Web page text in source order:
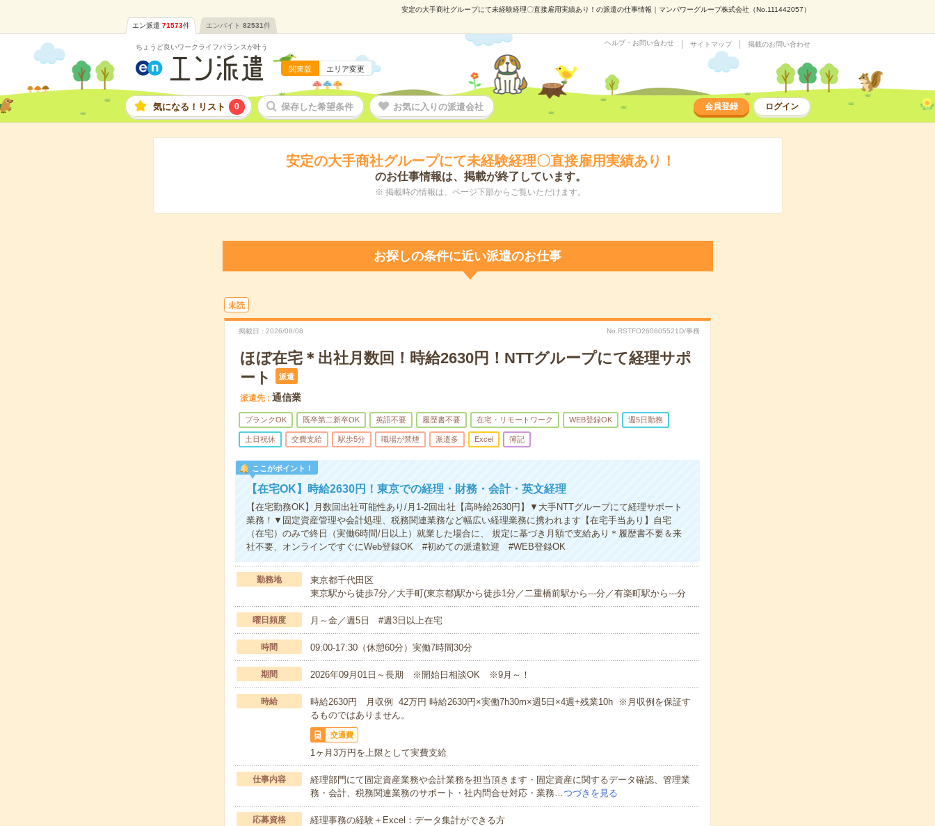
安定の大手商社グループにて未経験経理〇直接雇用実績あり！の派遣の仕事情報｜マンパワーグループ株式会社（No.111442057）
エン派遣 71573件 エンバイト 82531件
ちょうど良いワークライフバランスが叶う
関東版 エリア変更
ヘルプ・お問い合わせ サイトマップ 掲載のお問い合わせ
気になる！リスト 0 保存した希望条件 お気に入りの派遣会社 会員登録 ログイン
安定の大手商社グループにて未経験経理〇直接雇用実績あり！
のお仕事情報は、掲載が終了しています。
※ 掲載時の情報は、ページ下部からご覧いただけます。
お探しの条件に近い派遣のお仕事
未読
掲載日 2026/08/08 No.RSTFO260805521D/事務
ほぼ在宅＊出社月数回！時給2630円！NTTグループにて経理サポ
ート
派遣
派遣先 通信業
ブランクOK 既卒第二新卒OK 英語不要 履歴書不要 在宅・リモートワーク WEB登録OK 週5日勤務
土日祝休 交費支給 駅歩5分 職場が禁煙 派遣多 Excel 簿記
ここがポイント！
【在宅OK】時給2630円！東京での経理・財務・会計・英文経理
【在宅勤務OK】月数回出社可能性あり/月1-2回出社【高時給2630円】▼大手NTTグループにて経理サポート
業務！▼固定資産管理や会計処理、税務関連業務など幅広い経理業務に携われます【在宅手当あり】自宅
（在宅）のみで終日（実働6時間/日以上）就業した場合に、 規定に基づき月額で支給あり＊履歴書不要＆来
社不要、オンラインですぐにWeb登録OK #初めての派遣歓迎 #WEB登録OK
勤務地
東京都千代田区
東京駅から徒歩7分／大手町(東京都)駅から徒歩1分／二重橋前駅から---分／有楽町駅から---分
曜日頻度 月～金／週5日 #週3日以上在宅
時間 09:00-17:30（休憩60分）実働7時間30分
期間 2026年09月01日～長期 ※開始日相談OK ※9月～！
時給
時給2630円 月収例 42万円 時給2630円×実働7h30m×週5日×4週+残業10h ※月収例を保証す
るものではありません。
交通費
1ヶ月3万円を上限として実費支給
仕事内容
経理部門にて固定資産業務や会計業務を担当頂きます・固定資産に関するデータ確認、管理業
務・会計、税務関連業務のサポート・社内問合せ対応・業務…つづきを見る
応募資格 経理事務の経験＋Excel：データ集計ができる方